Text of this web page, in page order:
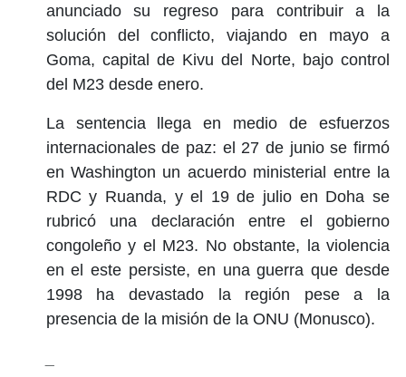
anunciado su regreso para contribuir a la
solución del conflicto, viajando en mayo a
Goma, capital de Kivu del Norte, bajo control
del M23 desde enero.
La sentencia llega en medio de esfuerzos
internacionales de paz: el 27 de junio se firmó
en Washington un acuerdo ministerial entre la
RDC y Ruanda, y el 19 de julio en Doha se
rubricó una declaración entre el gobierno
congoleño y el M23. No obstante, la violencia
en el este persiste, en una guerra que desde
1998 ha devastado la región pese a la
presencia de la misión de la ONU (Monusco).